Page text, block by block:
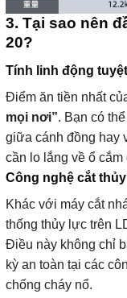
3. Tại sao nên
20?
Tính linh động
Điểm ăn tiền nhất
mọi nơi”. Bạn có
giữa cánh đồng hay
cần lo lắng về ổ
Công nghệ cắt
Khác với máy cắt
thống thủy lực trên
Điều này không chỉ
kỳ an toàn tại các
chống cháy nổ.